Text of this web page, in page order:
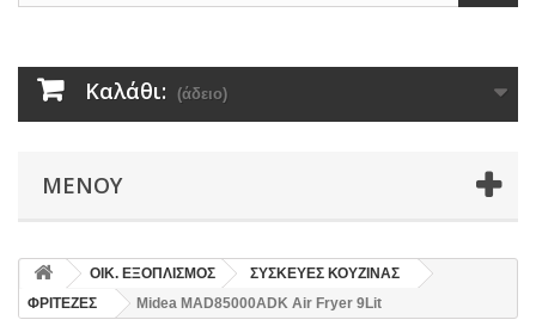
Καλάθι: (άδειο)
ΜΕΝΟΎ
ΟΙΚ. ΕΞΟΠΛΙΣΜΟΣ
ΣΥΣΚΕΥΕΣ ΚΟΥΖΙΝΑΣ
ΦΡΙΤΕΖΕΣ
Midea MAD85000ADK Air Fryer 9Lit